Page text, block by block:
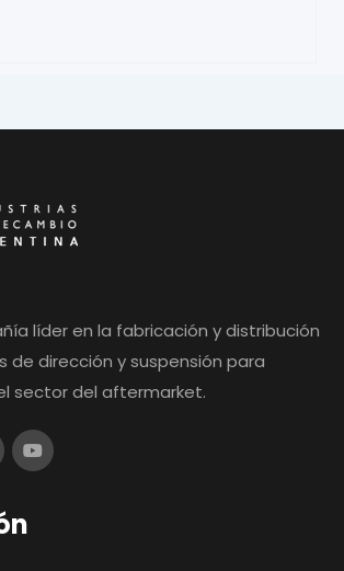
líder en la fabricación y distribución
de dirección y suspensión para
sector del aftermarket.